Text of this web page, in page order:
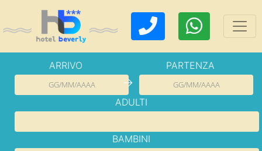
ARRIVO
→
PARTENZA
ADULTI
BAMBINI